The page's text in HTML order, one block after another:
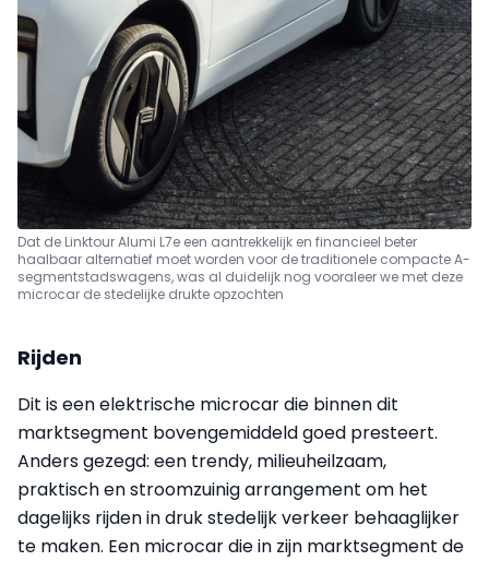
Dat de Linktour Alumi L7e een aantrekkelijk en financieel beter
haalbaar alternatief moet worden voor de traditionele compacte A-
segmentstadswagens, was al duidelijk nog vooraleer we met deze
microcar de stedelijke drukte opzochten
Rijden
Dit is een elektrische microcar die binnen dit
marktsegment bovengemiddeld goed presteert.
Anders gezegd: een trendy, milieuheilzaam,
praktisch en stroomzuinig arrangement om het
dagelijks rijden in druk stedelijk verkeer behaaglijker
te maken. Een microcar die in zijn marktsegment de